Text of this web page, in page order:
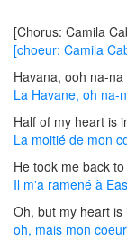
[Chorus: Camila
[choeur: Camila
Havana, ooh na-na
La Havane, oh na-
Half of my heart is
La moitié de mon
He took me back
Il m'a ramené à
Oh, but my heart is
oh, mais mon